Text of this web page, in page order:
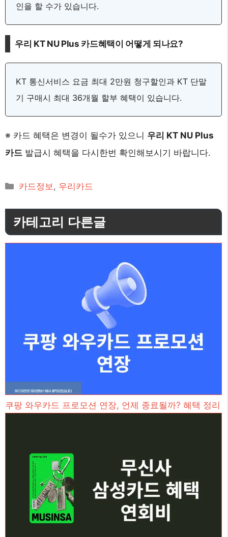
인을 할 수가 있습니다.
우리 KT NU Plus 카드혜택이 어떻게 되나요?
KT 통신서비스 요금 최대 2만원 청구할인과 KT 단말
기 구매시 최대 36개월 할부 혜택이 있습니다.
※ 카드 혜택은 변경이 될수가 있으니 우리 KT NU Plus
카드 발급시 혜택을 다시한번 확인해보시기 바랍니다.
카
고
리
카드정보 , 우리카드
카테고리 다른글
쿠팡 와우카드 프로모션 연장, 언제 종료될까? 혜택 정리